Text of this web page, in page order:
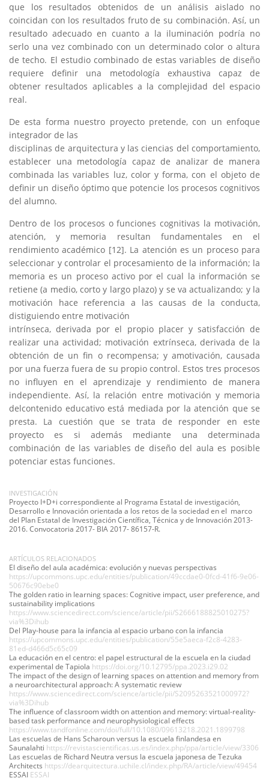
que los resultados obtenidos de un análisis aislado no
coincidan con los resultados fruto de su combinación. Así, un
resultado adecuado en cuanto a la iluminación podría no
serlo una vez combinado con un determinado color o altura
de techo. El estudio combinado de estas variables de diseño
requiere definir una metodología exhaustiva capaz de
obtener resultados aplicables a la complejidad del espacio
real.
De esta forma nuestro proyecto pretende, con un enfoque
integrador de las
disciplinas de arquitectura y las ciencias del comportamiento,
establecer una metodología capaz de analizar de manera
combinada las variables luz, color y forma, con el objeto de
definir un diseño óptimo que potencie los procesos cognitivos
del alumno.
Dentro de los procesos o funciones cognitivas la motivación,
atención, y memoria resultan fundamentales en el
rendimiento académico [12]. La atención es un proceso para
seleccionar y controlar el procesamiento de la información; la
memoria es un proceso activo por el cual la información se
retiene (a medio, corto y largo plazo) y se va actualizando; y la
motivación hace referencia a las causas de la conducta,
distiguiendo entre motivación
intrínseca, derivada por el propio placer y satisfacción de
realizar una actividad; motivación extrínseca, derivada de la
obtención de un fin o recompensa; y amotivación, causada
por una fuerza fuera de su propio control. Estos tres procesos
no influyen en el aprendizaje y rendimiento de manera
independiente. Así, la relación entre motivación y memoria
delcontenido educativo está mediada por la atención que se
presta. La cuestión que se trata de responder en este
proyecto es si además mediante una determinada
combinación de las variables de diseño del aula es posible
potenciar estas funciones.
INVESTIGACIÓN
Proyecto I+D+i correspondiente al Programa Estatal de investigación,
Desarrollo e Innovación orientada a los retos de la sociedad en el marco
del Plan Estatal de Investigación Científica, Técnica y de Innovación 2013-
2016. Convocatoria 2017- BIA 2017- 86157-R.
ARTÍCULOS RELACIONADOS
El diseño del aula académica: evolución y nuevas perspectivas
https://upcommons.upc.edu/entities/publication/49ccdae0-0fcd-41f6-9e06-
50676c90ebe0
The golden ratio in learning spaces: Cognitive impact, user preference, and
sustainability implications
https://www.sciencedirect.com/science/article/pii/S2666188825010275?
via%3Dihub
Del Play-house para la infancia al espacio urbano con la infancia
https://upcommons.upc.edu/entities/publication/55e5aeca-f2c8-4283-
81ed-d466d5c65c09
La educación en el centro: el papel estructural de la escuela en la ciudad
experimental de Tapiola https://doi.org/10.12795/ppa.2023.i29.02
The impact of the design of learning spaces on attention and memory from
a neuroarchitectural approach: A systematic review
https://www.sciencedirect.com/science/article/pii/S2095263521000972?
via%3Dihub
The influence of classroom width on attention and memory: virtual-reality-
based task performance and neurophysiological effects
https://www.tandfonline.com/doi/full/10.1080/09613218.2021.1899798
Las escuelas de Hans Scharoun versus la escuela finlandesa en
Saunalahti https://revistascientificas.us.es/index.php/ppa/article/view/3306
Las escuelas de Richard Neutra versus la escuela japonesa de Tezuka
Architects https://dearquitectura.uchile.cl/index.php/RA/article/view/49454
ESSAI ESSAI